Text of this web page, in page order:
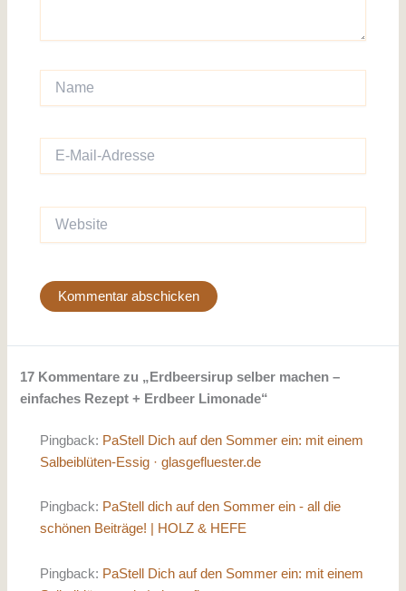
Mail-
17 Kommentare zu „Erdbeersirup selber machen –
einfaches Rezept + Erdbeer Limonade“
Pingback: PaStell Dich auf den Sommer ein: mit einem
Salbeiblüten-Essig · glasgefluester.de
Pingback: PaStell dich auf den Sommer ein - all die
schönen Beiträge! | HOLZ & HEFE
Pingback: PaStell Dich auf den Sommer ein: mit einem